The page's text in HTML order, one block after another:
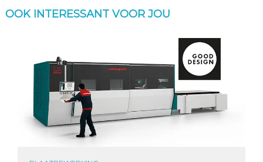
OOK INTERESSANT VOOR JOU